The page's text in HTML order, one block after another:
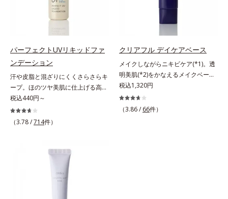
粉体*4 化粧持ち性能
うるおいをグンとアップ＆リッチな
クリームのようにぴたっと密着。乾
し、つるんとしたハリ肌に仕上げま
す。むやみに隠すのではなくふわり
アのW効果で軽やかな美肌を印象づ
けます。紫外線吸収剤フリーなのに
高SPF値、さらにスキンプロテクト
複合成分(*3)が、ブルーライト、紫
外線、大気中の微粒子汚れなどの外
的ダメージから肌表面をガードしま
でも、ただ隠すだけでなく、乾きや
すい肌にうるおいを届けながら、光
拡散効果で乾燥小ジワや毛穴もカバ
ーします。【ラスティング効果】皮
ちな大人の肌を、血色感のある肌に
補整する、ピンクベージュカラーで
す。※オルビスのすべてのファンデ
ーションの下地としてご使用いただ
けます。* ホウケイ酸(Ca、Na)、酸
化銀
パーフェクトUVリキッドファ
ンデーション
汗や皮脂と混ざりにくくさらさらキ
ープ。ほのツヤ美肌に仕上げる高
SPFファンデ。SPF50・PA++++で紫
外線を強力カットしながら、さらさ
ら美肌が10時間(*)続くリキッドフ
で、時間が経ってもくすみにくく、
くずれにくく、軽やかにピタッとフ
ィット。まるでつけたてのような美
肌をキープします。またドーナツ型
の粉体を採用したことで、より多く
税込440円～
（3.78 /714件）
クリアフル デイケアベース
メイクしながらニキビケア(*1)。透
明美肌(*2)をかなえるメイクベー
ス。ニキビがあると、メイクはニキ
ビに良くないのではないかと心配に
なりがち。しかし何も塗らないと、
税込1,320円
（3.86 / 66件）